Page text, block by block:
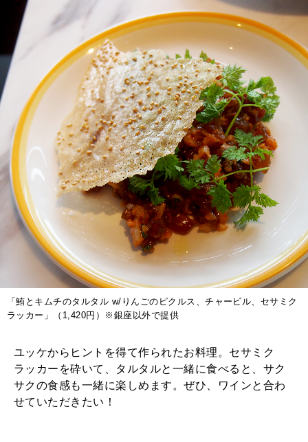
「鮪とキムチのタルタル w/りんごのピクルス、チャービル、セサミク
ラッカー」（1,420円）※銀座以外で提供
ユッケからヒントを得て作られたお料理。セサミク
ラッカーを砕いて、タルタルと一緒に食べると、サク
サクの食感も一緒に楽しめます。ぜひ、ワインと合わ
せていただきたい！